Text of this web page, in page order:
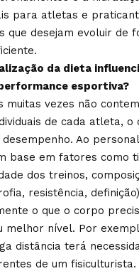
para atletas e
que desejam evoluir de
da dieta
esportiva?
muitas vezes não
de cada atleta, o
Ao
base em fatores como
dos treinos,
resistência,
o que o corpo
melhor nível. Por
distância terá
de um fisiculturista.